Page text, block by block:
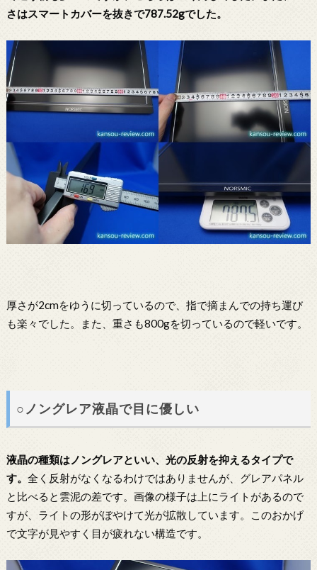
さはスマートカバーを抜きで787.52gでした。
厚さが2cmをゆうに切っているので、指で摘まんでの持ち運び
も楽々でした。また、重さも800gを切っているので軽いです。
○ノングレア液晶で目に優しい
液晶の種類はノングレアといい、光の反射を抑えるタイプで
す。 全く反射がなくなるわけではありませんが、グレアパネル
と比べると雲泥の差です。画像の様子は上にライトがあるので
すが、ライトの形がぼやけて光が拡散しています。このおかげ
で文字が見やすく目が疲れない構造です。